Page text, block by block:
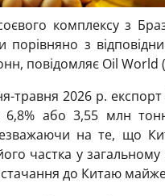
комплексу з
порівняно з
повідомляє Oil World
травня 2026 р.
або 3,55 млн тонн
на те, що
частка у
до Китаю